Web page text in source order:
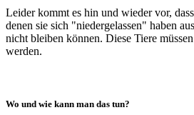
Leider kommt es hin und wieder vor,
denen sie sich "niedergelassen" haben
nicht bleiben können. Diese Tiere
werden.
Wo und wie kann man das tun?